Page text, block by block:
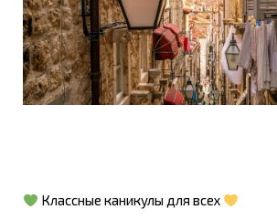
Классные каникулы для всех